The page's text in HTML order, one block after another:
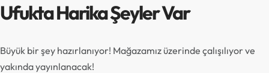
Ufukta Harika Şeyler Var
Büyük bir şey hazırlanıyor! Mağazamız üzerinde çalışılıyor ve
yakında yayınlanacak!